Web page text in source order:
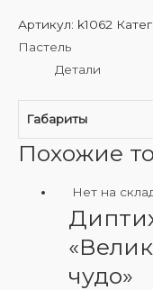
Артикул: k1062
Пастель
Детали
Габариты
Похожие
Нет на
чудо»